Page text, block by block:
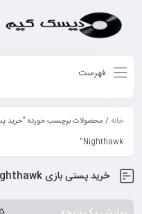
فهرست
خانه
Nighthawk”
خرید پستی بازی Rebel Raiders Operation Nighthawk